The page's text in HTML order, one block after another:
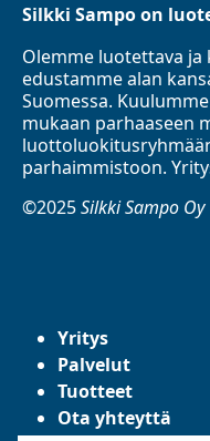
Silkki Sampo on
Olemme luotettava
edustamme alan
Suomessa.
mukaan parhaaseen
parhaimmistoon.
©2025Silkki Sampo Oy
Yritys
Palvelut
Tuotteet
Ota yhteyttä